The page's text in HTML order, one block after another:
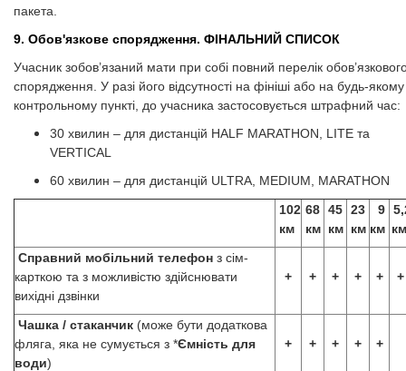
пакета.
9. Обов'язкове спорядження​​​​​​​​​​​​​​. ФІНАЛЬНИЙ СПИСОК
Учасник зобов’язаний мати при собі повний перелік
спорядження. У разі його відсутності на фініші або на будь-якому
контрольному пункті, до учасника застосовується штрафний час:
30 хвилин – для дистанцій HALF MARATHON, LITE та
VERTICAL
60 хвилин – для дистанцій ULTRA, MEDIUM, MARATHON
102
км
68
км
45
км
23
км
9
км
Справний мобільний телефон з сім-
карткою та з можливістю здійснювати
вихідні дзвінки
+ + + + + +
Чашка / стаканчик (може бути додаткова
фляга, яка не сумується з *Ємність для
води)
+ + + + +